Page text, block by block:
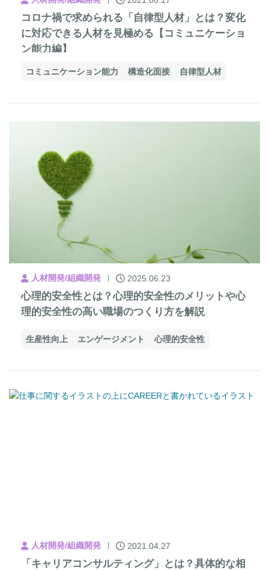
コロナ禍で求められる「自律型人材」とは？変化
に対応できる人材を見極める【コミュニケーショ
ン能力編】
コミュニケーション能力 構造化面接 自律型人材
人材開発/組織開発 2025.06.23
心理的安全性とは？心理的安全性のメリットや心
理的安全性の高い職場のつくり方を解説
生産性向上 エンゲージメント 心理的安全性
人材開発/組織開発 2021.04.27
「キャリアコンサルティング」とは？具体的な相